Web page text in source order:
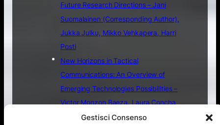
Gestisci Consenso
Future Research Directions – Jani
Suomalainen (Corresponding Author),
Jukka Julku, Mikko Vehkapera, Harri
Posti
New Horizons in Tactical
Communications: An Overview of
Emerging Technologies Possibilities –
Victor Monzon Baeza, Laura Concha